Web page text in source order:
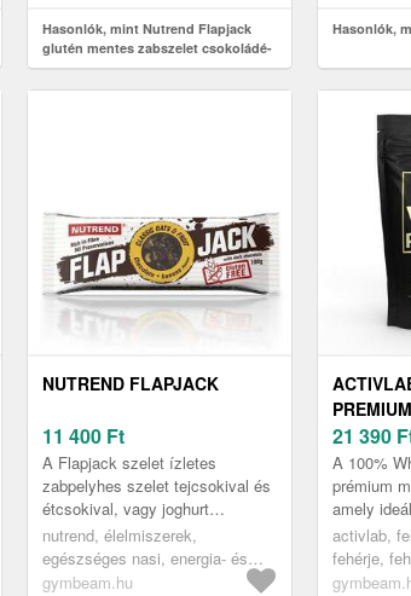
Hasonlók, mint Nutrend Flapjack
glutén mentes zabszelet csokoládé-
banán ízben étcsokoládéval 100 g
Hasonlók,
NUTREND FLAPJACK
11 400 Ft
A Flapjack szelet ízletes
zabpelyhes szelet tejcsokival és
étcsokival, vagy joghurt
bevonattal. A kiváló Flapjack
szelet eltelít, valamint energiát...
nutrend, élelmiszerek,
egészséges nasi, energia- és
müzliszeletek
gymbeam.hu
21 390
A 100%
prémium
amely
testépítő
ban
activlab,
fehérje,